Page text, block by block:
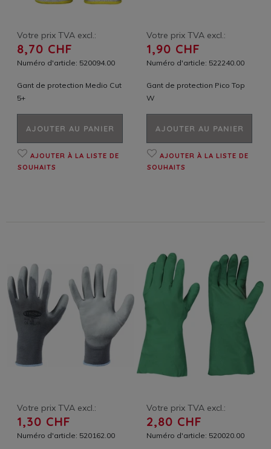
Votre prix TVA excl.:
8,70 CHF
Numéro d'article: 520094.00
Gant de protection Medio Cut
5+
AJOUTER AU PANIER
AJOUTER À LA LISTE DE
SOUHAITS
Votre prix TVA excl.:
1,90 CHF
Numéro d'article: 522240.00
Gant de protection Pico Top
W
AJOUTER AU PANIER
AJOUTER À LA LISTE DE
SOUHAITS
Votre prix TVA excl.:
1,30 CHF
Numéro d'article: 520162.00
Votre prix TVA excl.:
2,80 CHF
Numéro d'article: 520020.00